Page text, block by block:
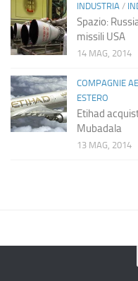
INDUSTRIA /
Spazio:
missili USA
14 MAG, 2014
COMPAGNIE
ESTERO
Etihad
Mubadala
13 MAG, 2014